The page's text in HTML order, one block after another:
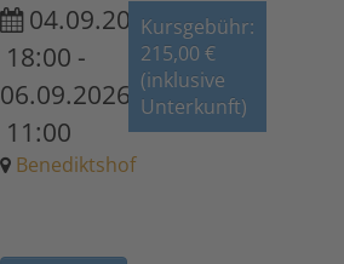
04.09.2026
18:00 -
06.09.2026
11:00
Benediktshof
Kursgebühr:
215,00 €
(inklusive
Unterkunft)